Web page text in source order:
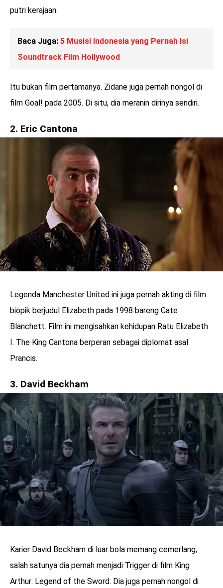
putri kerajaan.
Baca Juga: 5 Musisi Indonesia yang Pernah Isi
Soundtrack Film Hollywood
Itu bukan film pertamanya. Zidane juga pernah nongol di
film Goal! pada 2005. Di situ, dia meranin dirinya sendiri.
2. Eric Cantona
Legenda Manchester United ini juga pernah akting di film
biopik berjudul Elizabeth pada 1998 bareng Cate
Blanchett. Film ini mengisahkan kehidupan Ratu Elizabeth
I. The King Cantona berperan sebagai diplomat asal
Prancis.
3. David Beckham
Karier David Beckham di luar bola memang cemerlang,
salah satunya dia pernah menjadi Trigger di film King
Arthur: Legend of the Sword. Dia juga pernah nongol di